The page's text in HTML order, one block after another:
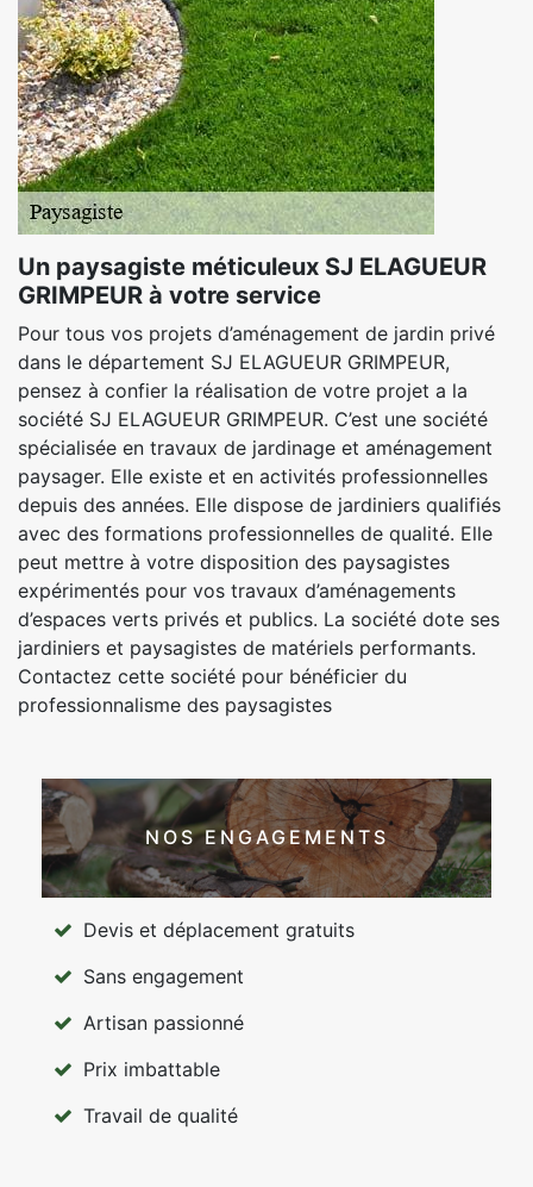
Un paysagiste méticuleux SJ ELAGUEUR
GRIMPEUR à votre service
Pour tous vos projets d’aménagement de jardin privé
dans le département SJ ELAGUEUR GRIMPEUR,
pensez à confier la réalisation de votre projet a la
société SJ ELAGUEUR GRIMPEUR. C’est une société
spécialisée en travaux de jardinage et aménagement
paysager. Elle existe et en activités professionnelles
depuis des années. Elle dispose de jardiniers qualifiés
avec des formations professionnelles de qualité. Elle
peut mettre à votre disposition des paysagistes
expérimentés pour vos travaux d’aménagements
d’espaces verts privés et publics. La société dote ses
jardiniers et paysagistes de matériels performants.
Contactez cette société pour bénéficier du
professionnalisme des paysagistes
NOS ENGAGEMENTS
Devis et déplacement gratuits
Sans engagement
Artisan passionné
Prix imbattable
Travail de qualité